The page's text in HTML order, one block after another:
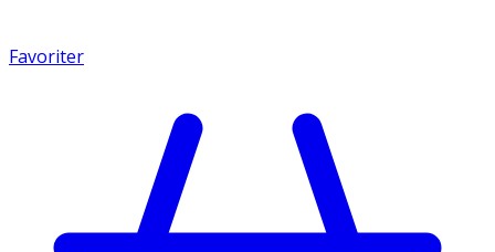
Favoriter